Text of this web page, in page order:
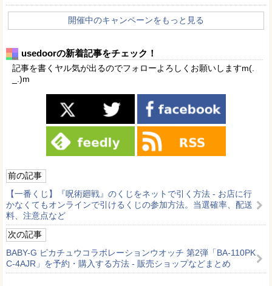
開催中のキャンペーンをもっと見る
usedoorの新着記事をチェック！
記事を書くヤル気が出るのでフォローよろしくお願いしますm(.
_.)m
前の記事
【一番くじ】『呪術廻戦』のくじをネットで引く方法 - お店に行
かなくてもオンラインで引けるくじの参加方法。当選確率、配送
料、注意点など
次の記事
BABY-G ピカチュウコラボレーションウオッチ 第2弾「BA-110PK
C-4AJR」を予約・購入する方法 - 販売ショップなどまとめ